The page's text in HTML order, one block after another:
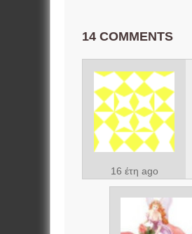
14 COMMENTS
16 έτη ago